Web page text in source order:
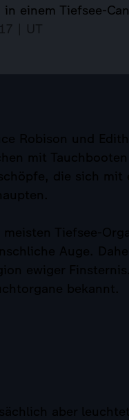
einem Tiefsee-
| UT
Robison und
mit
die sich mit
meisten Tiefsee-
Auge.
ewiger
bekannt.
aber